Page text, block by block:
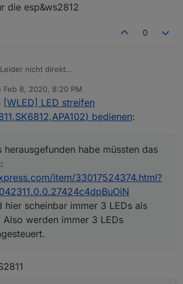
die esp&ws2812
0
Leider nicht direkt
das herausgefunden habe müssten das
sein:
item/33017524374.html?
hier scheinbar immer 3 LEDs als eine zu
ein anderes Projekt in Planung. Dafür
dies hier verwenden:
e827-4b89-827f-
e827-4b89-
2&btsid=7ea29f72-2856-4836-
Feb 8, 2020, 8:20 PM
by
[WLED] LED streifen
bedienen:
herausgefunden habe müssten das
item/33017524374.html?
hier scheinbar immer 3 LEDs als
Also werden immer 3 LEDs